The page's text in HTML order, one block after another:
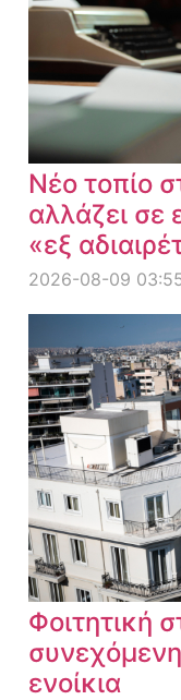
Νέο τοπίο
αλλάζει σε
«εξ
2026-08-09
Φοιτητική
ενοίκια